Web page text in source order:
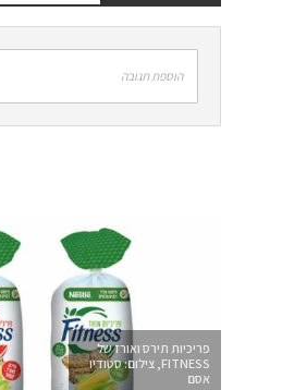
הוספת תגובה
פריכיות תירס ואורז של
FITNESS, צילום: סטודיו
אסם